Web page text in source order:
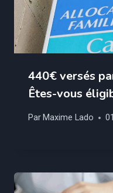
440€ versés
Êtes-vous
Par Maxime Lado